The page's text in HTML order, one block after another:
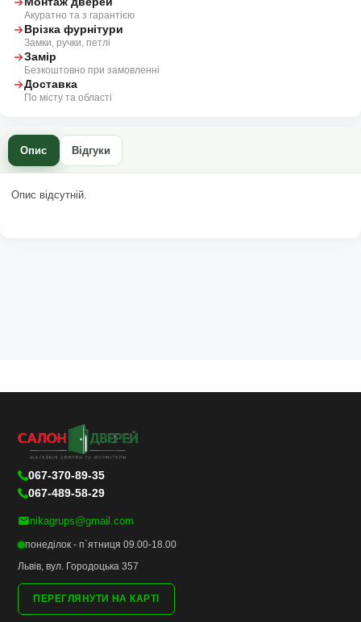
Акуратно та з гарантією
Врізка фурнітури
Замки, ручки, петлі
Замір
Безкоштовно при замовленні
Доставка
По місту та області
Опис Відгуки
Опис відсутній.
067-370-89-35
067-489-58-29
nikagrups@gmail.com
понеділок - п`ятниця 09.00-18.00
Львів, вул. Городоцька 357
ПЕРЕГЛЯНУТИ НА КАРТІ